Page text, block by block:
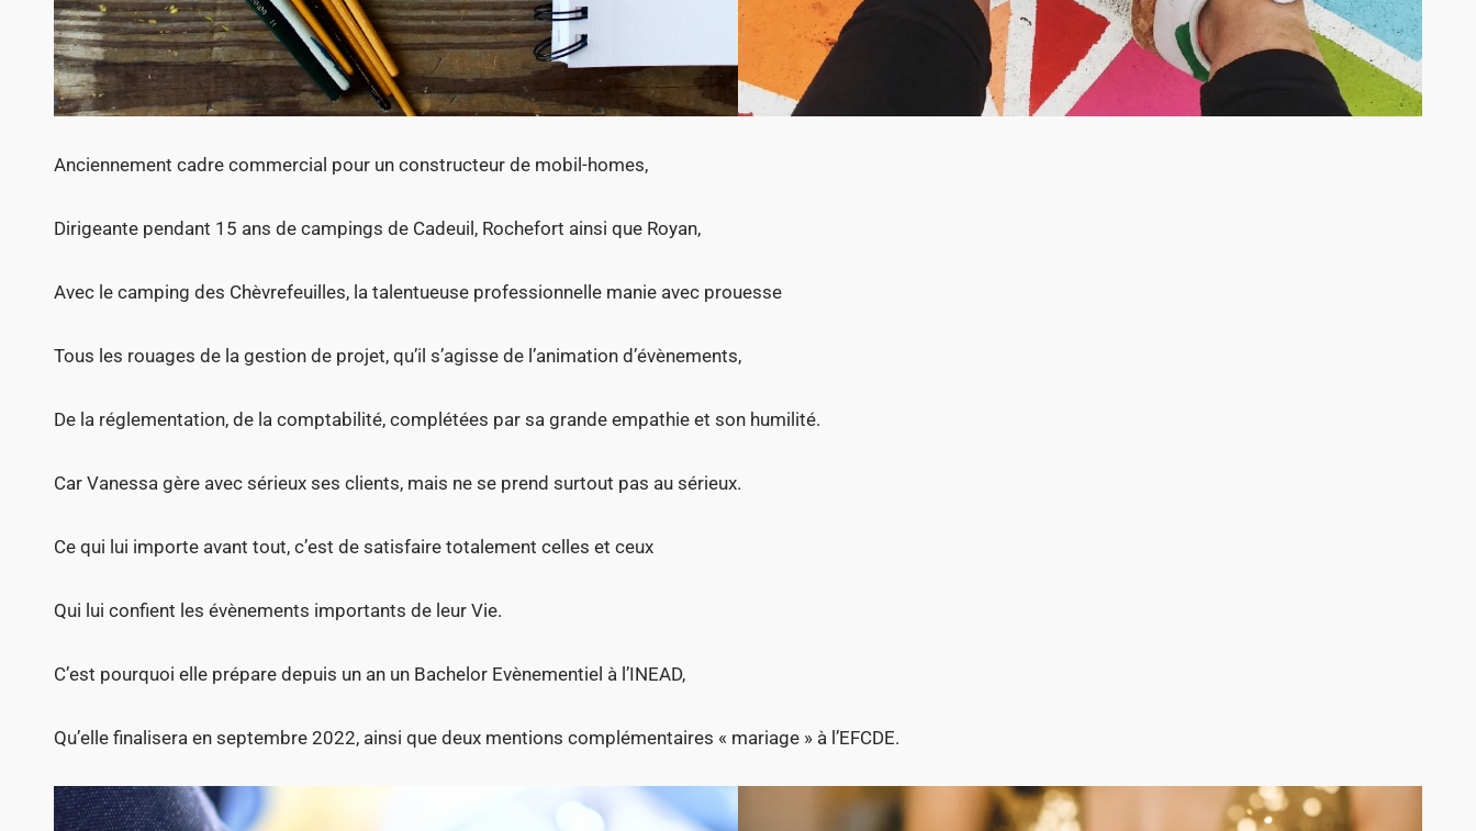
Anciennement cadre commercial pour un constructeur de mobil-homes,
Dirigeante pendant 15 ans de campings de Cadeuil, Rochefort ainsi que Royan,
Avec le camping des Chèvrefeuilles, la talentueuse professionnelle manie avec prouesse
Tous les rouages de la gestion de projet, qu’il s’agisse de l’animation d’évènements,
De la réglementation, de la comptabilité, complétées par sa grande empathie et son humilité.
Car Vanessa gère avec sérieux ses clients, mais ne se prend surtout pas au sérieux.
Ce qui lui importe avant tout, c’est de satisfaire totalement celles et ceux
Qui lui confient les évènements importants de leur Vie.
C’est pourquoi elle prépare depuis un an un Bachelor Evènementiel à l’INEAD,
Qu’elle finalisera en septembre 2022, ainsi que deux mentions complémentaires « mariage » à l’EFCDE.